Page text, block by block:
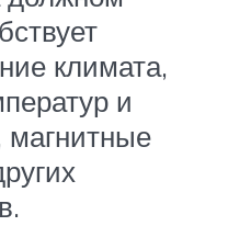
климата,
и
магнитные